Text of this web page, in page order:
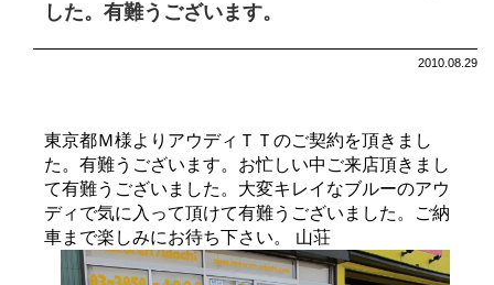
した。有難うございます。
2010.08.29
東京都Ｍ様よりアウディＴＴのご契約を頂きまし
た。有難うございます。お忙しい中ご来店頂きまし
て有難うございました。大変キレイなブルーのアウ
ディで気に入って頂けて有難うございました。ご納
車まで楽しみにお待ち下さい。 山荘